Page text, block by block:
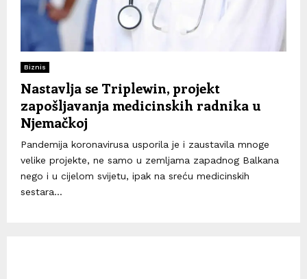
Biznis
Nastavlja se Triplewin, projekt
zapošljavanja medicinskih radnika u
Njemačkoj
Pandemija koronavirusa usporila je i zaustavila mnoge
velike projekte, ne samo u zemljama zapadnog Balkana
nego i u cijelom svijetu, ipak na sreću medicinskih
sestara...